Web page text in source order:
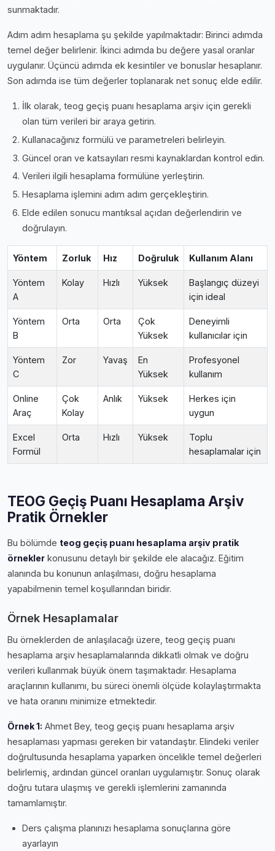
sunmaktadır.
Adım adım hesaplama şu şekilde yapılmaktadır: Birinci adımda
temel değer belirlenir. İkinci adımda bu değere yasal oranlar
uygulanır. Üçüncü adımda ek kesintiler ve bonuslar hesaplanır.
Son adımda ise tüm değerler toplanarak net sonuç elde edilir.
İlk olarak, teog geçiş puanı hesaplama arşiv için gerekli
olan tüm verileri bir araya getirin.
Kullanacağınız formülü ve parametreleri belirleyin.
Güncel oran ve katsayıları resmi kaynaklardan kontrol edin.
Verileri ilgili hesaplama formülüne yerleştirin.
Hesaplama işlemini adım adım gerçekleştirin.
Elde edilen sonucu mantıksal açıdan değerlendirin ve
doğrulayın.
Yöntem Zorluk Hız Doğruluk Kullanım Alanı
Yöntem
A
Kolay Hızlı Yüksek
Başlangıç düzeyi
için ideal
Yöntem
B
Orta Orta
Çok
Yüksek
Deneyimli
kullanıcılar için
Yöntem
C
Zor Yavaş
En
Yüksek
Profesyonel
kullanım
Online
Araç
Çok
Kolay
Anlık Yüksek
Herkes için
uygun
Excel
Formül
Orta Hızlı Yüksek
Toplu
hesaplamalar için
TEOG Geçiş Puanı Hesaplama Arşiv
Pratik Örnekler
Bu bölümde teog geçiş puanı hesaplama arşiv pratik
örnekler konusunu detaylı bir şekilde ele alacağız. Eğitim
alanında bu konunun anlaşılması, doğru hesaplama
yapabilmenin temel koşullarından biridir.
Örnek Hesaplamalar
Bu örneklerden de anlaşılacağı üzere, teog geçiş puanı
hesaplama arşiv hesaplamalarında dikkatli olmak ve doğru
verileri kullanmak büyük önem taşımaktadır. Hesaplama
araçlarının kullanımı, bu süreci önemli ölçüde kolaylaştırmakta
ve hata oranını minimize etmektedir.
Örnek 1: Ahmet Bey, teog geçiş puanı hesaplama arşiv
hesaplaması yapması gereken bir vatandaştır. Elindeki veriler
doğrultusunda hesaplama yaparken öncelikle temel değerleri
belirlemiş, ardından güncel oranları uygulamıştır. Sonuç olarak
doğru tutara ulaşmış ve gerekli işlemlerini zamanında
tamamlamıştır.
Ders çalışma planınızı hesaplama sonuçlarına göre
ayarlayın